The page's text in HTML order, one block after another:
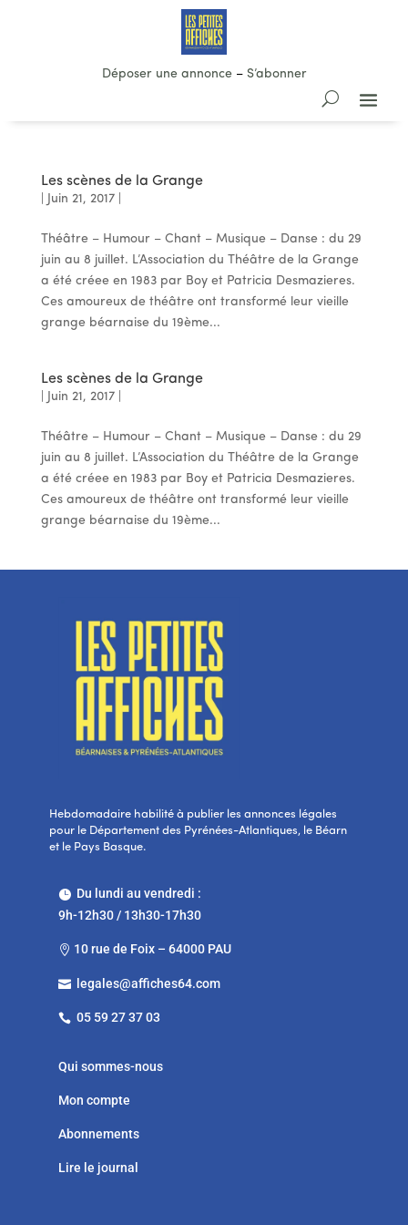
Déposer une annonce– S’abonner
Les scènes de la Grange
Juin 21, 2017|
Théâtre – Humour – Chant – Musique – Danse : du 29
juin au 8 juillet. L’Association du Théâtre de la Grange
a été créee en 1983 par Boy et Patricia Desmazieres.
Ces amoureux de théâtre ont transformé leur vieille
grange béarnaise du 19ème...
Les scènes de la Grange
Juin 21, 2017|
Théâtre – Humour – Chant – Musique – Danse : du 29
juin au 8 juillet. L’Association du Théâtre de la Grange
a été créee en 1983 par Boy et Patricia Desmazieres.
Ces amoureux de théâtre ont transformé leur vieille
grange béarnaise du 19ème...
Hebdomadaire habilité à publier les annonces légales
pour le Département des Pyrénées-Atlantiques, le Béarn
et le Pays Basque.
Du lundi au vendredi :
9h-12h30 / 13h30-17h30
 10 rue de Foix – 64000 PAU
 legales@affiches64.com
 05 59 27 37 03
Qui sommes-nous
Mon compte
Abonnements
Lire le journal